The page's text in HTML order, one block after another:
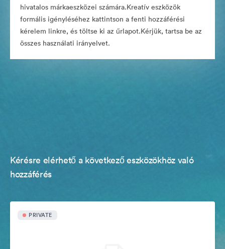
hivatalos márkaeszközei számára.Kreatív eszközök
formális igényléséhez kattintson a fenti hozzáférési
kérelem linkre, és töltse ki az űrlapot.Kérjük, tartsa be az
összes használati irányelvet.
Kérésre elérhető a következő eszközökhöz való
hozzáférés
PRIVATE